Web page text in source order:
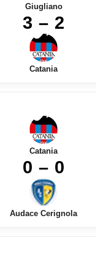
Giugliano
3 – 2
Catania
Catania
0 – 0
Audace Cerignola